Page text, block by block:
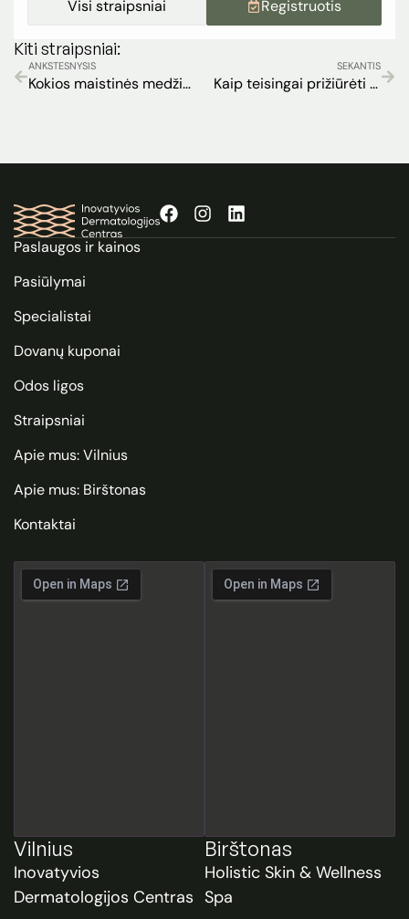
Kiti straipsniai:
ANKSTESNYSIS
Kokios maistinės medžiagos svarbios odos priežiūrai?
SEKANTIS
Kaip teisingai prižiūrėti odą vasaros metu
Visi straipsniai Registruotis
Paslaugos ir kainos
Pasiūlymai
Specialistai
Dovanų kuponai
Odos ligos
Straipsniai
Apie mus: Vilnius
Apie mus: Birštonas
Kontaktai
Vilnius
Inovatyvios
Dermatologijos Centras
Birštonas
Holistic Skin & Wellness
Spa